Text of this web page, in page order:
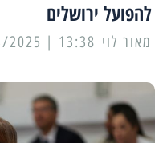
להפועל ירושלים
מאור לוי 13:38 | 28/03/2025